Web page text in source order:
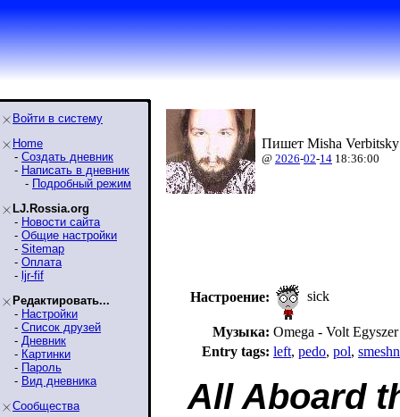
Войти в систему
Home
- Создать дневник
- Написать в дневник
- Подробный режим
LJ.Rossia.org
- Новости сайта
- Общие настройки
- Sitemap
- Оплата
- ljr-fif
Редактировать...
- Настройки
- Список друзей
- Дневник
- Картинки
- Пароль
- Вид дневника
Сообщества
Пишет Misha
@ 2026-02-14 18:36:00
Настроение: sick
Музыка: Omega - Volt
Entry tags: left, pedo, pol,
All Aboard